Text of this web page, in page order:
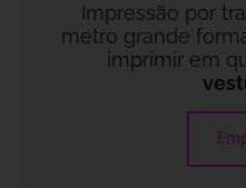
Impressão por
metro grande
imprimir em